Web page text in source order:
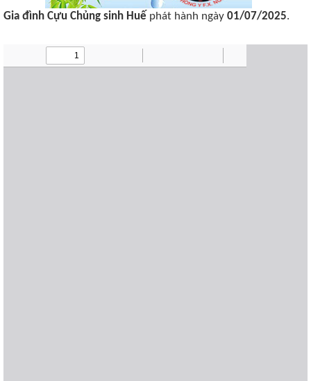
Gia đình Cựu Chủng sinh Huế phát hành ngày 01/07/2025.